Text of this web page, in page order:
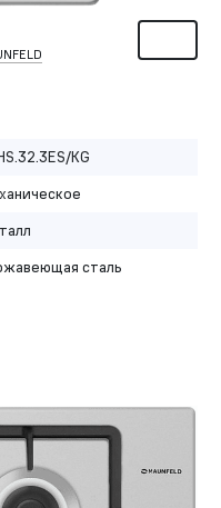
KG
сталь